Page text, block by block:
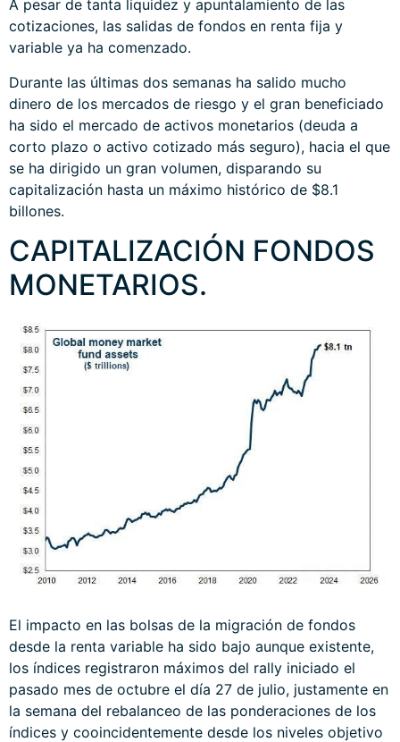
A pesar de tanta liquidez y apuntalamiento de las
cotizaciones, las salidas de fondos en renta fija y
variable ya ha comenzado.
Durante las últimas dos semanas ha salido mucho
dinero de los mercados de riesgo y el gran beneficiado
ha sido el mercado de activos monetarios (deuda a
corto plazo o activo cotizado más seguro), hacia el que
se ha dirigido un gran volumen, disparando su
capitalización hasta un máximo histórico de $8.1
billones.
CAPITALIZACIÓN FONDOS
MONETARIOS.
El impacto en las bolsas de la migración de fondos
desde la renta variable ha sido bajo aunque existente,
los índices registraron máximos del rally iniciado el
pasado mes de octubre el día 27 de julio, justamente en
la semana del rebalanceo de las ponderaciones de los
índices y cooincidentemente desde los niveles objetivo